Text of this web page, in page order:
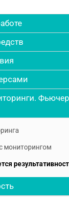
мониторингом